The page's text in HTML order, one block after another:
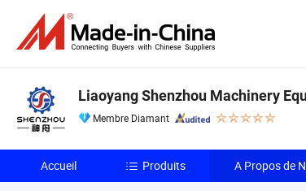
Liaoyang Shenzhou Machinery
Membre Diamant
Accueil Produits A Propos de